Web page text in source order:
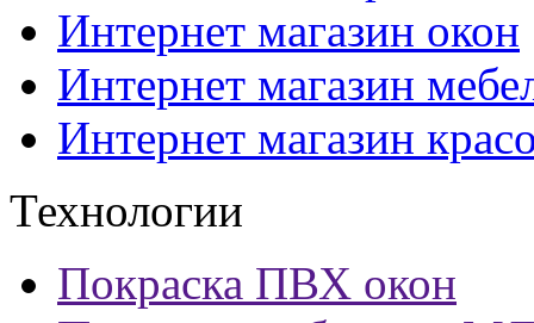
Интернет магазин окон
Интернет магазин
Интернет магазин
Технологии
Покраска ПВХ окон